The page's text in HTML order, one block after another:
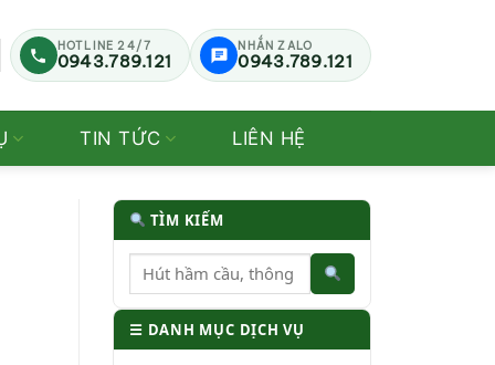
HOTLINE 24/7
0943.789.121
NHẮN ZALO
0943.789.121
TIN TỨC LIÊN HỆ
TÌM KIẾM
☰ DANH MỤC DỊCH VỤ